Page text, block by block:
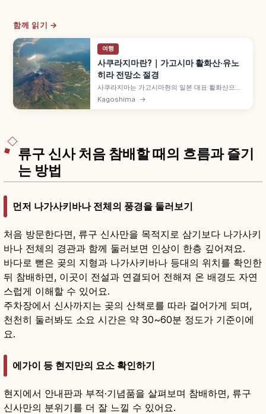
함께 읽기 →
여행
사쿠라지마란?｜가고시마 활화산·유노
히라 전망소 절경
사쿠라지마는 가고시마현의 일본 대표 활화산으로,
원래 섬이었으나 1914년(다이쇼 3년) 대분화로 오
스미 반도와 육지로 연결되었습니다. 가고시마 시내
Kagoshima →
류구 신사 처음 참배할 때의 흐름과 즐기
는 방법
먼저 나가사키바나 전체의 풍경을 둘러보기
처음 방문한다면, 류구 신사만을 목적지로 삼기보다 나가사키
바나 전체의 경관과 함께 둘러보면 인상이 한층 깊어져요.
바다로 뻗은 곶의 지형과 나가사키바나 등대의 위치를 확인한
뒤 참배하면, 이곳이 전설과 연결되어 전해져 온 배경도 자연
스럽게 이해할 수 있어요.
주차장에서 신사까지는 곶의 산책로를 따라 걸어가게 되며,
천천히 둘러봐도 소요 시간은 약 30~60분 정도가 기준이에
요.
에가이 등 현지만의 요소 확인하기
현지에서 안내판과 부적·기념품을 살펴보며 참배하면, 류구
신사만의 분위기를 더 잘 느낄 수 있어요.